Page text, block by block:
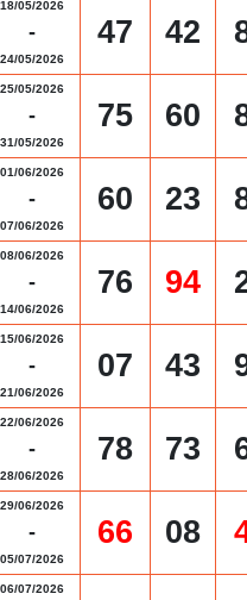
18/05/2026
-
24/05/2026
47 42
25/05/2026
-
31/05/2026
75 60
01/06/2026
-
07/06/2026
60 23
08/06/2026
-
14/06/2026
76 94
15/06/2026
-
21/06/2026
07 43
22/06/2026
-
28/06/2026
78 73
29/06/2026
-
05/07/2026
66 08
06/07/2026